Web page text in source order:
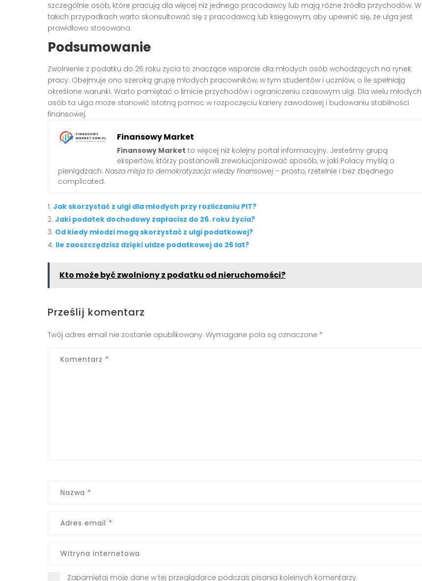
szczególnie osób, które pracują dla więcej niż jednego pracodawcy lub mają różne źródła przychodów. W
takich przypadkach warto skonsultować się z pracodawcą lub księgowym, aby upewnić się, że ulga jest
prawidłowo stosowana.
Podsumowanie
Zwolnienie z podatku do 26 roku życia to znaczące wsparcie dla młodych osób wchodzących na rynek
pracy. Obejmuje ono szeroką grupę młodych pracowników, w tym studentów i uczniów, o ile spełniają
określone warunki. Warto pamiętać o limicie przychodów i ograniczeniu czasowym ulgi. Dla wielu młodych
osób ta ulga może stanowić istotną pomoc w rozpoczęciu kariery zawodowej i budowaniu stabilności
finansowej.
Finansowy Market
Finansowy Market to więcej niż kolejny portal informacyjny. Jesteśmy grupą
ekspertów, którzy postanowili zrewolucjonizować sposób, w jaki Polacy myślą o
pieniądzach. Nasza misja to demokratyzacja wiedzy finansowej– prosto, rzetelnie i bez zbędnego
complicated.
Jak skorzystać z ulgi dla młodych przy rozliczaniu PIT?
Jaki podatek dochodowy zapłacisz do 26. roku życia?
Od kiedy młodzi mogą skorzystać z ulgi podatkowej?
Ile zaoszczędzisz dzięki uldze podatkowej do 26 lat?
Kto może być zwolniony z podatku od nieruchomości?
Prześlij komentarz
Twój adres email nie zostanie opublikowany. Wymagane pola są oznaczone *
Zapamiętaj moje dane w tej przeglądarce podczas pisania kolejnych komentarzy.